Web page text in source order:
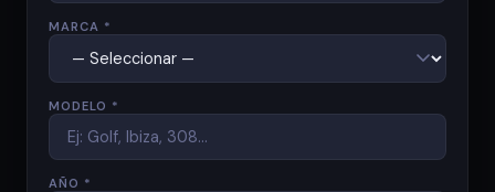
MARCA *
MODELO *
AÑO *